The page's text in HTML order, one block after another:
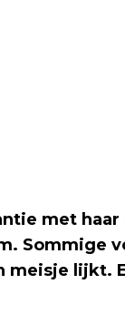
met haar
Sommige
meisje lijkt.